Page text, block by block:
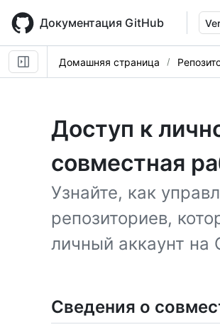
main
content
Документация GitHub
Домашняя страница
Доступ к
совместная
Узнайте, как
репозиториев,
личный аккаунт на
Сведения о